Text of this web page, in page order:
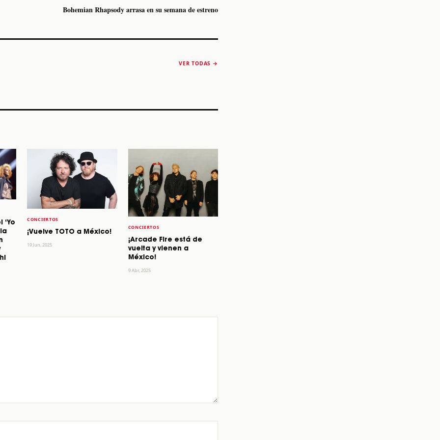
Bohemian Rhapsody arrasa en su semana de estreno
VER TODAS →
CONCIERTOS
¡Vuelve TOTO a México!
19 Jun, 2025
CONCIERTOS
¡Arcade Fire está de
vuelta y vienen a
México!
9 Abr, 2025